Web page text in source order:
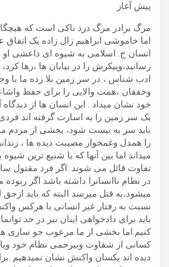
پیش آغاز
مرگ برادر مرگ درد ناکی است که
اما خاموشی ابراهیم زال زاده یک اتفاق
انسان ج. اسلامی به شیوه ای داعشی او
رسانید،وپیکرش را در بیابان ها ،رها
ادب شناس ، در سر زمین بلا زده ما با
وخفقان ،همت والایی را برای حفظ
خود نشان میداد . این انسان ها از
یک سر زمین را به اسارت گرفته اند
باید سر به نیست شود، بخشی از مردم
را همدل وغمخوار مصیبت دیده ها ،
میداند اما بین آنها که با شنیع ترین
تفاوت قائل می شوند. اگر فرد مقتول
در نظام ناانسانرا داشته باشد اگر
میشود،به قتل میرسد البته که باید ازحق
نسبت به رفتار غیر انسانی با هرکس
باید برای دادخواهی اینان نیز در حد
کنیم.اما بخشی از ما مرعوب جو سازی
کسانی از شقاوت وبیرحمی نظام خود
دیده اند یکسان واکنش نشان نمیدهیم